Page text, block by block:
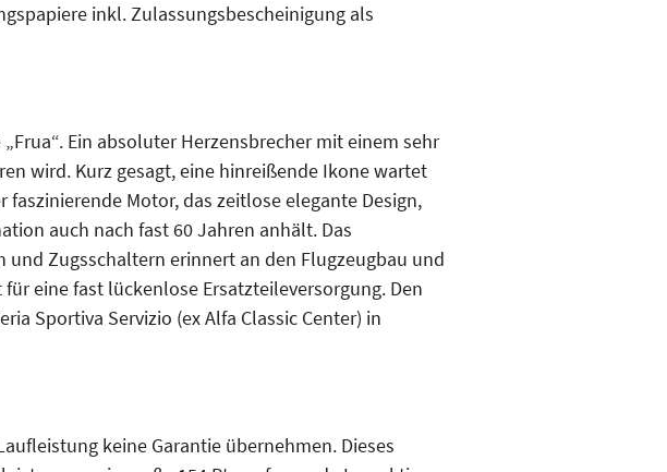
inkl. Zulassungsbescheinigung als
Ein absoluter Herzensbrecher mit einem sehr
wird. Kurz gesagt, eine hinreißende Ikone wartet
Motor, das zeitlose elegante Design,
auch nach fast 60 Jahren anhält. Das
Zugsschaltern erinnert an den Flugzeugbau und
eine fast lückenlose Ersatzteileversorgung. Den
Sportiva Servizio (ex Alfa Classic Center) in
keine Garantie übernehmen. Dieses